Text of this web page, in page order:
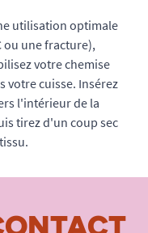
utilisation optimale
ou une fracture),
votre chemise
votre cuisse. Insérez
l'intérieur de la
tirez d'un coup sec